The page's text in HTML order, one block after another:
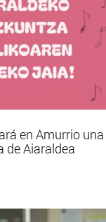
en Amurrio
de Aiaraldea